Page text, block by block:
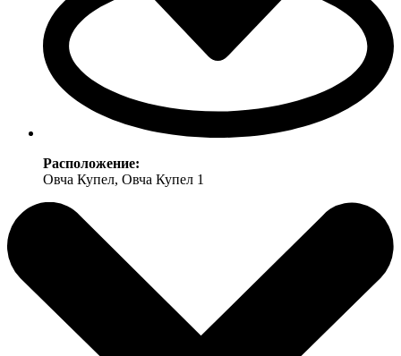
Расположение:
Овча Купел, Овча Купел 1